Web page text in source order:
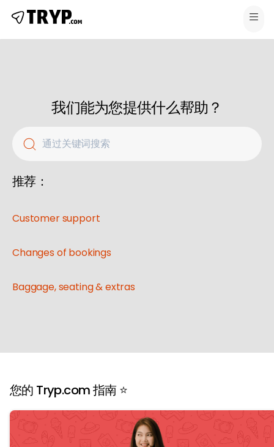
我们能为您提供什么帮助？
通过关键词搜索
推荐：
Customer support
Changes of bookings
Baggage, seating & extras
您的 Tryp.com 指南 ⭐️